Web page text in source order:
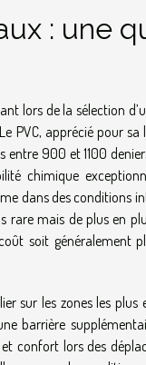
: une
lors de la sélection
PVC, apprécié pour
entre 900 et 1100
chimique
dans des conditions
rare mais de plus en
soit généralement
sur les zones les
barrière
confort lors des